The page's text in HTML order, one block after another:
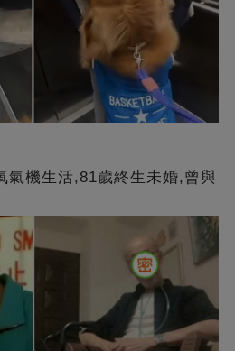
氣機生活,81歲終生未婚,曾與